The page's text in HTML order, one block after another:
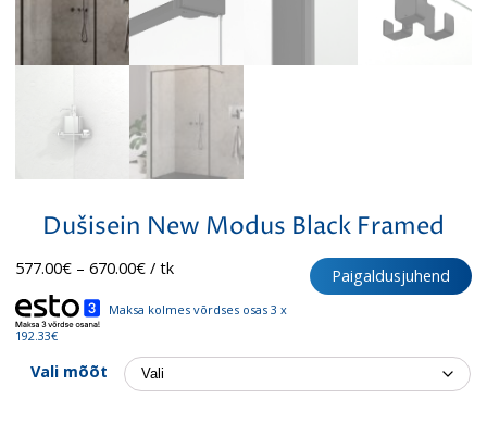
Dušisein New Modus Black Framed
Paigaldusjuhend
577.00€ – 670.00€Hinnavahemik:
kuni
/ tk
Maksa kolmes võrdses osas 3 x
192.33€
Vali mõõt